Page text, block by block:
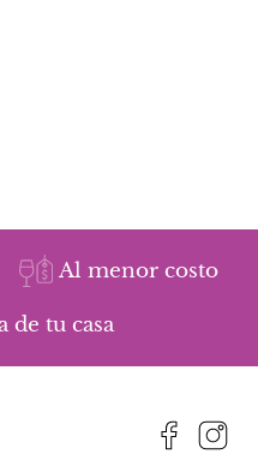
Al menor costo
de tu casa